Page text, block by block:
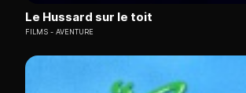
Le Hussard sur le toit
FILMS AVENTURE